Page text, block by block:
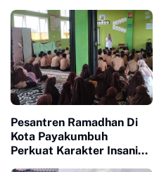
Pesantren Ramadhan Di
Kota Payakumbuh
Perkuat Karakter Insani